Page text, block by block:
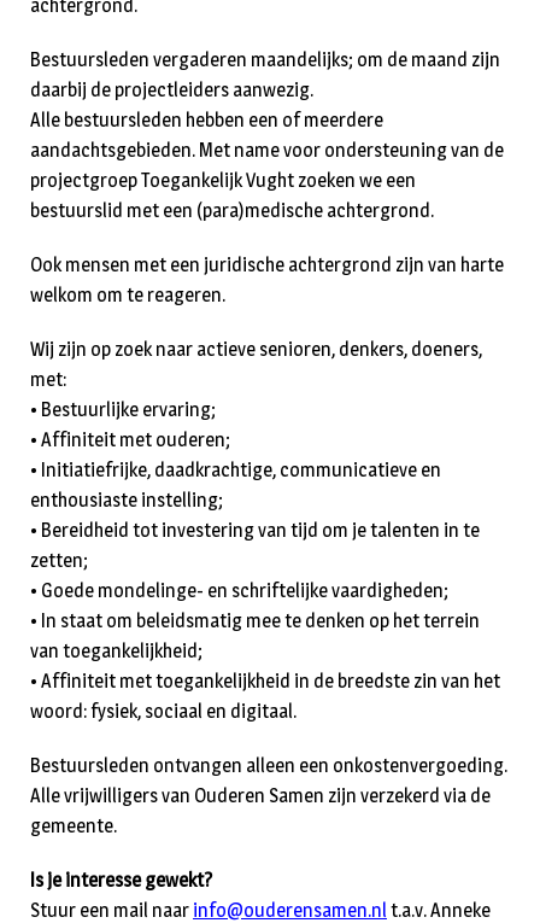
achtergrond.
Bestuursleden vergaderen maandelijks; om de maand zijn
daarbij de projectleiders aanwezig.
Alle bestuursleden hebben een of meerdere
aandachtsgebieden. Met name voor ondersteuning van de
projectgroep Toegankelijk Vught zoeken we een
bestuurslid met een (para)medische achtergrond.
Ook mensen met een juridische achtergrond zijn van harte
welkom om te reageren.
Wij zijn op zoek naar actieve senioren, denkers, doeners,
met:
• Bestuurlijke ervaring;
• Affiniteit met ouderen;
• Initiatiefrijke, daadkrachtige, communicatieve en
enthousiaste instelling;
• Bereidheid tot investering van tijd om je talenten in te
zetten;
• Goede mondelinge- en schriftelijke vaardigheden;
• In staat om beleidsmatig mee te denken op het terrein
van toegankelijkheid;
• Affiniteit met toegankelijkheid in de breedste zin van het
woord: fysiek, sociaal en digitaal.
Bestuursleden ontvangen alleen een onkostenvergoeding.
Alle vrijwilligers van Ouderen Samen zijn verzekerd via de
gemeente.
Is je interesse gewekt?
Stuur een mail naar info@ouderensamen.nl t.a.v. Anneke